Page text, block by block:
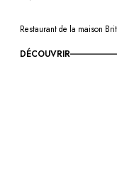
Restaurant de la maison
DÉCOUVRIR